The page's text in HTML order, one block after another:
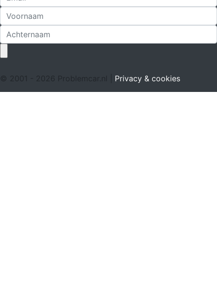
© 2001 - 2026 Problemcar.nl | Privacy & cookies